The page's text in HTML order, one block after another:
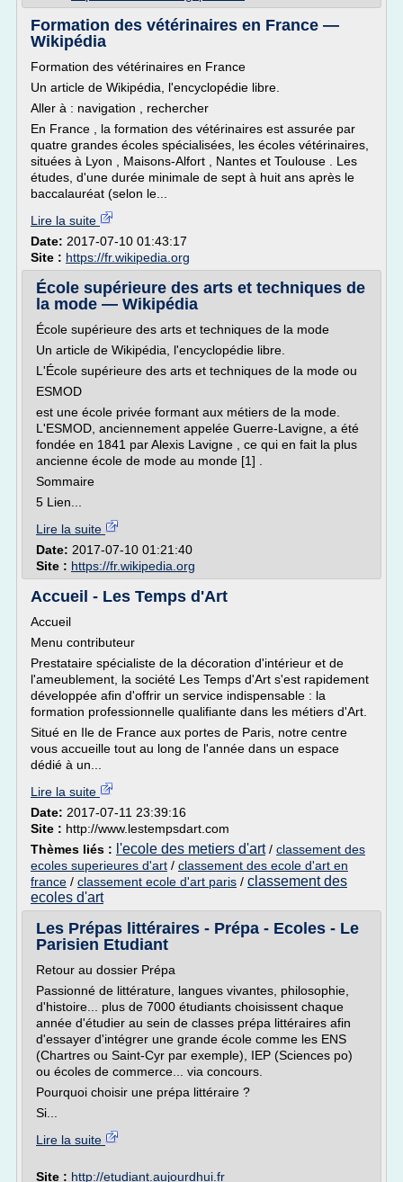
Formation des vétérinaires en France —
Wikipédia
Formation des vétérinaires en France
Un article de Wikipédia, l'encyclopédie libre.
Aller à : navigation , rechercher
En France , la formation des vétérinaires est assurée par
quatre grandes écoles spécialisées, les écoles vétérinaires,
situées à Lyon , Maisons-Alfort , Nantes et Toulouse . Les
études, d'une durée minimale de sept à huit ans après le
baccalauréat (selon le...
Lire la suite
Date: 2017-07-10 01:43:17
Site : https://fr.wikipedia.org
École supérieure des arts et techniques de
la mode — Wikipédia
École supérieure des arts et techniques de la mode
Un article de Wikipédia, l'encyclopédie libre.
L'École supérieure des arts et techniques de la mode ou
ESMOD
est une école privée formant aux métiers de la mode.
L'ESMOD, anciennement appelée Guerre-Lavigne, a été
fondée en 1841 par Alexis Lavigne , ce qui en fait la plus
ancienne école de mode au monde [1] .
Sommaire
5 Lien...
Lire la suite
Date: 2017-07-10 01:21:40
Site : https://fr.wikipedia.org
Accueil - Les Temps d'Art
Accueil
Menu contributeur
Prestataire spécialiste de la décoration d'intérieur et de
l'ameublement, la société Les Temps d'Art s'est rapidement
développée afin d'offrir un service indispensable : la
formation professionnelle qualifiante dans les métiers d'Art.
Situé en Ile de France aux portes de Paris, notre centre
vous accueille tout au long de l'année dans un espace
dédié à un...
Lire la suite
Date: 2017-07-11 23:39:16
Site : http://www.lestempsdart.com
Thèmes liés : l'ecole des metiers d'art/ classement des
ecoles superieures d'art / classement des ecole d'art en
france / classement ecole d'art paris / classement des
ecoles d'art
Les Prépas littéraires - Prépa - Ecoles - Le
Parisien Etudiant
Retour au dossier Prépa
Passionné de littérature, langues vivantes, philosophie,
d'histoire... plus de 7000 étudiants choisissent chaque
année d'étudier au sein de classes prépa littéraires afin
d'essayer d'intégrer une grande école comme les ENS
(Chartres ou Saint-Cyr par exemple), IEP (Sciences po)
ou écoles de commerce... via concours.
Pourquoi choisir une prépa littéraire ?
Si...
Lire la suite
Site : http://etudiant.aujourdhui.fr